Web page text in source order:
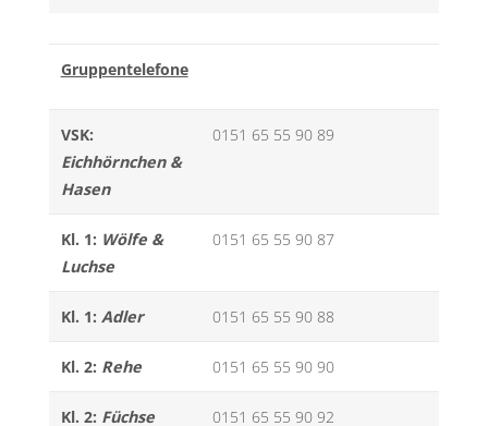
Gruppentelefone
VSK:
Eichhörnchen &
Hasen
0151 65 55 90 89
Kl. 1: Wölfe &
Luchse
0151 65 55 90 87
Kl. 1: Adler 0151 65 55 90 88
Kl. 2: Rehe 0151 65 55 90 90
Kl. 2: Füchse 0151 65 55 90 92